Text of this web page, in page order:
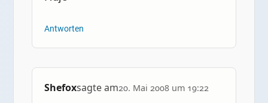
Antworten
Shefoxsagte am20. Mai 2008 um 19:22